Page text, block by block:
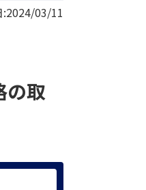
03/11
の取